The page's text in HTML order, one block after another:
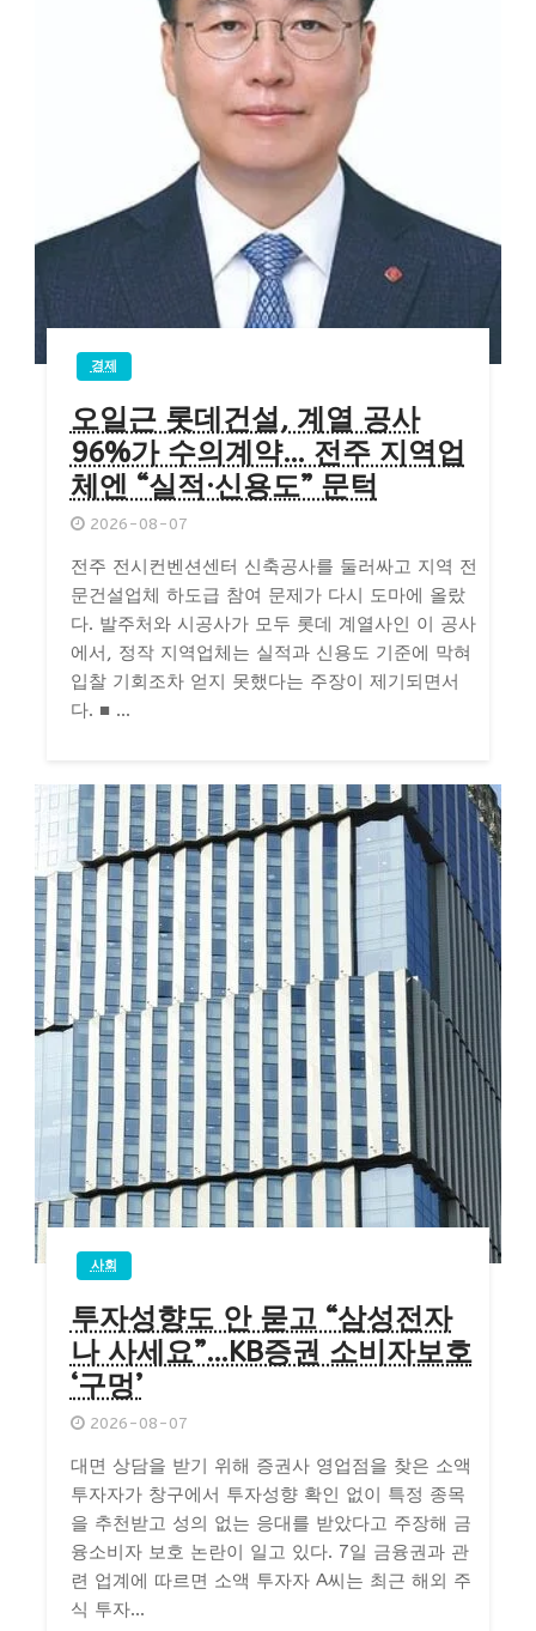
경제
오일근 롯데건설, 계열 공사
96%가 수의계약… 전주 지역업
체엔 “실적·신용도” 문턱
2026-08-07
전주 전시컨벤션센터 신축공사를 둘러싸고 지역 전
문건설업체 하도급 참여 문제가 다시 도마에 올랐
다. 발주처와 시공사가 모두 롯데 계열사인 이 공사
에서, 정작 지역업체는 실적과 신용도 기준에 막혀
입찰 기회조차 얻지 못했다는 주장이 제기되면서
다. ■ ...
사회
투자성향도 안 묻고 “삼성전자
나 사세요”…KB증권 소비자보호
‘구멍’
2026-08-07
대면 상담을 받기 위해 증권사 영업점을 찾은 소액
투자자가 창구에서 투자성향 확인 없이 특정 종목
을 추천받고 성의 없는 응대를 받았다고 주장해 금
융소비자 보호 논란이 일고 있다. 7일 금융권과 관
련 업계에 따르면 소액 투자자 A씨는 최근 해외 주
식 투자...